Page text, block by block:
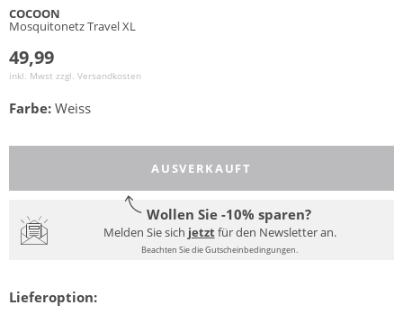
COCOON
Mosquitonetz Travel XL
49,99
inkl. Mwst zzgl. Versandkosten
Farbe: Weiss
AUSVERKAUFT
Wollen Sie -10% sparen?
Melden Sie sich jetztfür den Newsletter an.
Beachten Sie die Gutscheinbedingungen.
Lieferoption: